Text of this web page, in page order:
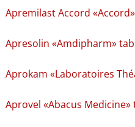
Apremilast Accord
Apresolin «Amdipharm»
Aprokam «Laboratoires
Aprovel «Abacus Medicine»